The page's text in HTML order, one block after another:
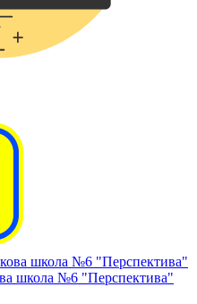
школа №6 "Перспектива"